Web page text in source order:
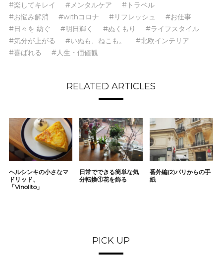
#楽してキレイ
#メンタルケア
#トラベル
#お悩み解消
#withコロナ #リフレッシュ
#お仕事
#日々を 紡ぐ
#明日輝く #ぬくもり
#ライフスタイル
#気分が上がる
#いぬも、ねこも。
#北欧インテリア
#喜ばれる
#人生・価値観
RELATED ARTICLES
ヘルシンキの小さなマ
ドリッド、
「Vinolito」
日常でできる簡単な気
分転換①花を飾る
番外編(2)パリからの手
紙
PICK UP